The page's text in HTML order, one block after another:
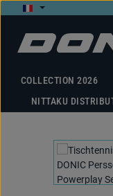
au contenu principal
Passer à la recherche
Passer à la
COLLECTION 2026
NITTAKU
Ignorer la